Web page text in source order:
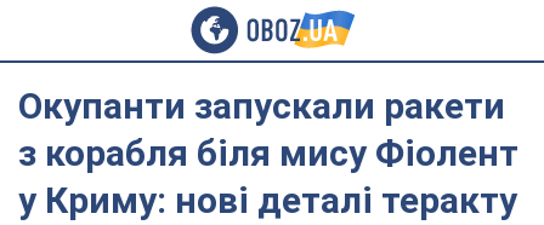
Окупанти запускали ракети
з корабля біля мису Фіолент
у Криму: нові деталі теракту